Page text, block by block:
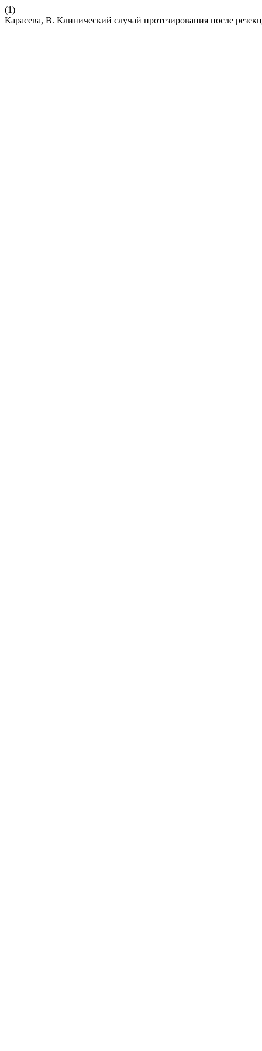
(1)
Карасева, В. Клинический случай протезирования после